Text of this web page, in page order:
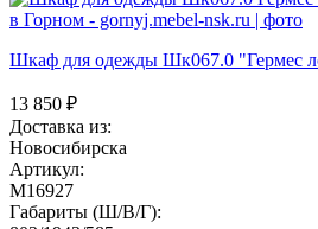
Шкаф для одежды Шк067.0 "Гермес
13 850 ₽
Доставка из:
Новосибирска
Артикул:
M16927
Габариты (Ш/В/Г):